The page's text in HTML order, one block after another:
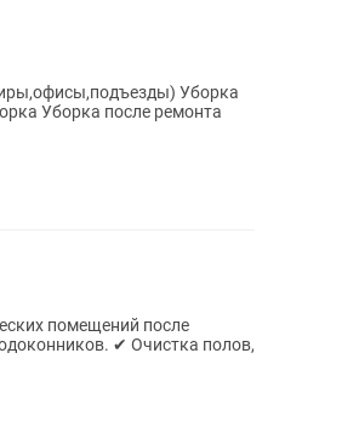
Уборка
помещений после